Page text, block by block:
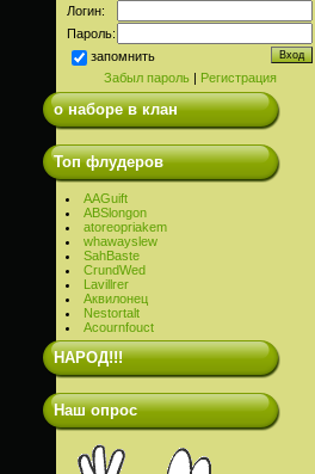
Логин:
Пароль:
запомнить
Забыл пароль| Регистрация
о наборе в клан
Топ флудеров
AAGuift
ABSlongon
atoreopriakem
whawayslew
SahBaste
CrundWed
Lavillrer
Аквилонец
Nestortalt
Acournfouct
НАРОД!!!
Наш опрос